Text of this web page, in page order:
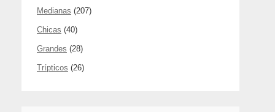
Medianas (207)
Chicas (40)
Grandes (28)
Trípticos (26)